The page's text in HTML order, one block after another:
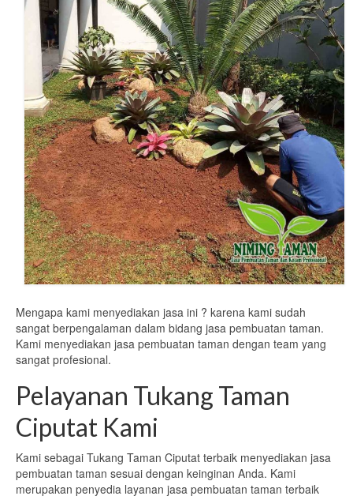
Mengapa kami menyediakan jasa ini ? karena kami sudah
sangat berpengalaman dalam bidang jasa pembuatan taman.
Kami menyediakan jasa pembuatan taman dengan team yang
sangat profesional.
Pelayanan Tukang Taman
Ciputat Kami
Kami sebagai Tukang Taman Ciputat terbaik menyediakan jasa
pembuatan taman sesuai dengan keinginan Anda. Kami
merupakan penyedia layanan jasa pembuatan taman terbaik